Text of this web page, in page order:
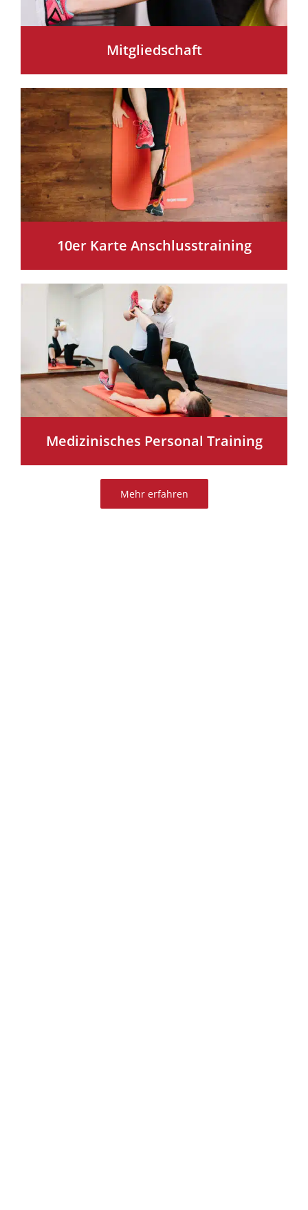
Mitgliedschaft
10er Karte Anschlusstraining
Medizinisches Personal Training
Mehr erfahren